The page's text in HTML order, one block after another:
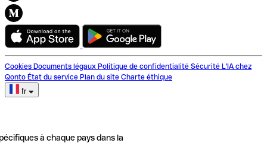
Cookies Documents légaux Politique de confidentialité Sécurité L'IA chez
Qonto État du service Plan du site Charte éthique
fr
à chaque pays dans la